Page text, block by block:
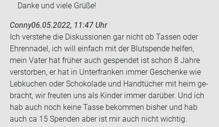
Danke und viele Grüße!
Conny06.05.2022, 11:47 Uhr
Ich ver­ste­he die Dis­kus­sio­nen gar nicht ob Tas­sen oder
Eh­ren­na­del, ich will ein­fach mit der Blut­spen­de hel­fen,
mein Vater hat frü­her auch ge­spen­det ist schon 8 Jahre
ver­stor­ben, er hat in Un­ter­fran­ken immer Ge­schen­ke wie
Leb­ku­chen oder Scho­ko­la­de und Hand­tü­cher mit heim ge­
bracht, wir freu­ten uns als Kin­der immer dar­über. Und ich
hab auch noch keine Tasse be­kom­men bis­her und hab
auch ca 15 Spen­den aber ist mir auch nicht wich­tig.